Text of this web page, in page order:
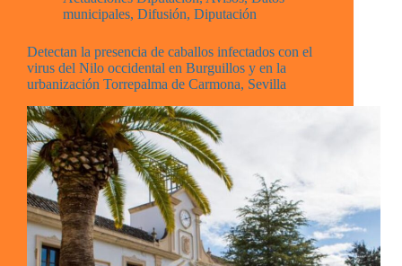
municipales, Difusión, Diputación
Detectan la presencia de caballos infectados con el
virus del Nilo occidental en Burguillos y en la
urbanización Torrepalma de Carmona, Sevilla